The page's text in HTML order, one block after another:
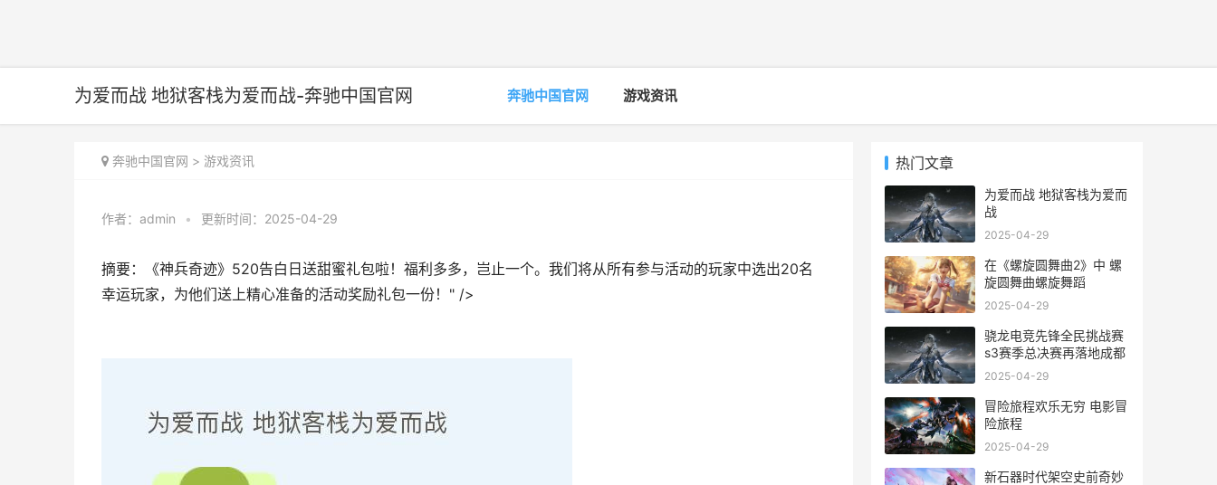
为爱而战 地狱客栈为爱而战-奔驰中国官网 奔驰中国官网 游戏资讯
奔驰中国官网 > 游戏资讯
作者： admin • 更新时间：2025-04-29
摘要：《神兵奇迹》520告白日送甜蜜礼包啦！福利多多，岂止一个。我们将从所有参与活动的玩家中选出20名
幸运玩家，为他们送上精心准备的活动奖励礼包一份！" />
热门文章
为爱而战 地狱客栈为爱而
战
2025-04-29
在《螺旋圆舞曲2》中 螺
旋圆舞曲螺旋舞蹈
2025-04-29
骁龙电竞先锋全民挑战赛
s3赛季总决赛再落地成都
2025-04-29
冒险旅程欢乐无穷 电影冒
险旅程
2025-04-29
新石器时代架空史前奇妙